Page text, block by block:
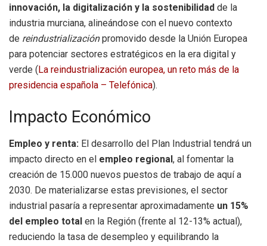
innovación, la digitalización y la sostenibilidad de la
industria murciana, alineándose con el nuevo contexto
de reindustrializaciónpromovido desde la Unión Europea
para potenciar sectores estratégicos en la era digital y
verde (La reindustrialización europea, un reto más de la
presidencia española – Telefónica).
Impacto Económico
Empleo y renta: El desarrollo del Plan Industrial tendrá un
impacto directo en el empleo regional, al fomentar la
creación de 15.000 nuevos puestos de trabajo de aquí a
2030. De materializarse estas previsiones, el sector
industrial pasaría a representar aproximadamente un 15%
del empleo total en la Región (frente al 12-13% actual),
reduciendo la tasa de desempleo y equilibrando la